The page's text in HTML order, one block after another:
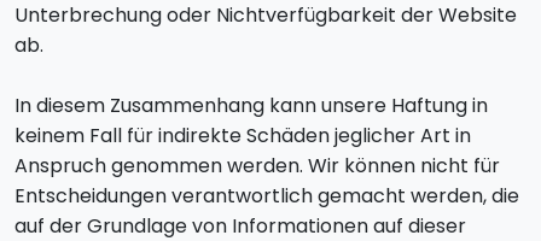
Unterbrechung oder Nichtverfügbarkeit der Website
ab.
In diesem Zusammenhang kann unsere Haftung in
keinem Fall für indirekte Schäden jeglicher Art in
Anspruch genommen werden. Wir können nicht für
Entscheidungen verantwortlich gemacht werden, die
auf der Grundlage von Informationen auf dieser